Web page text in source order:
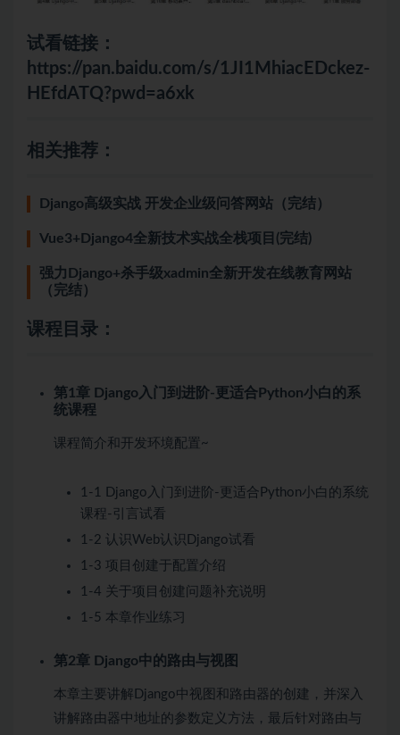
试看链接：
https://pan.baidu.com/s/1JI1MhiacEDckez-
HEfdATQ?pwd=a6xk
相关推荐：
Django高级实战 开发企业级问答网站（完结）
Vue3+Django4全新技术实战全栈项目(完结)
强力Django+杀手级xadmin全新开发在线教育网站
（完结）
课程目录：
第1章 Django入门到进阶-更适合Python小白的系
统课程
课程简介和开发环境配置~
1-1 Django入门到进阶-更适合Python小白的系统
课程-引言 试看
1-2 认识Web认识Django试看
1-3 项目创建于配置介绍
1-4 关于项目创建问题补充说明
1-5 本章作业练习
第2章 Django中的路由与视图
本章主要讲解Django中视图和路由器的创建，并深入
讲解路由器中地址的参数定义方法，最后针对路由与